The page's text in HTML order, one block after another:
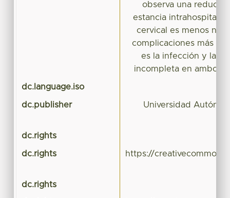
observa una
estancia
cervical es menos
complicaciones más
es la infección y la
incompleta en ambos
dc.language.iso
dc.publisher Universidad
dc.rights
dc.rights https://
dc.rights